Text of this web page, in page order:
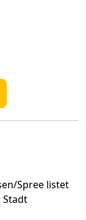
Spree listet
Stadt